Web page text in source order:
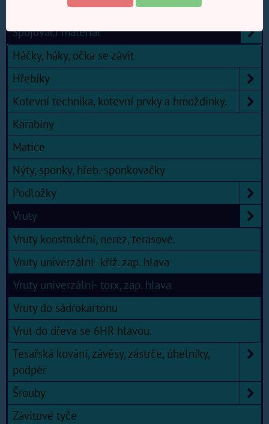
Plastové boxy, organizéry
Spojovací materiál
Háčky, háky, očka se závit
Hřebíky
Kotevní technika, kotevní prvky a hmoždinky.
Karabiny
Matice
Nýty, sponky, hřeb.-sponkovačky
Podložky
Vruty
Vruty konstrukční, nerez, terasové.
Vruty univerzální- kříž. zap. hlava
Vruty univerzální- torx, zap. hlava
Vruty do sádrokartonu
Vrut do dřeva se 6HR hlavou.
Tesařská kování, závěsy, zástrče, úhelníky,
podpěr
Šrouby
Závitové tyče